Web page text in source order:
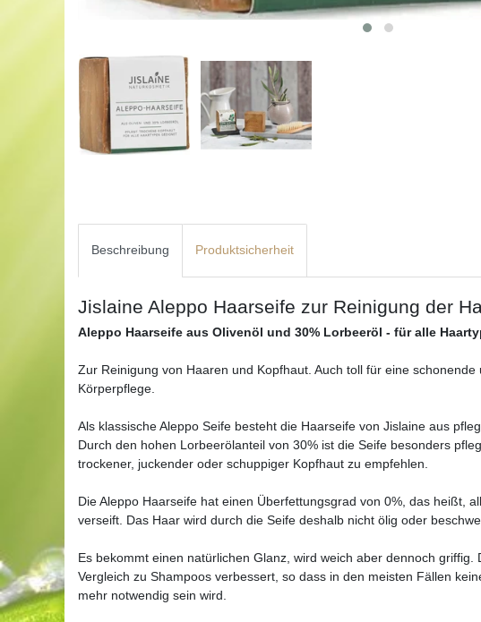
Beschreibung Produktsicherheit
Jislaine Aleppo Haarseife zur Reinigung der
Aleppo Haarseife aus Olivenöl und 30% Lorbeeröl - für alle
Zur Reinigung von Haaren und Kopfhaut. Auch toll für eine
Körperpflege.
Als klassische Aleppo Seife besteht die Haarseife von Jislaine aus
Durch den hohen Lorbeerölanteil von 30% ist die Seife besonders
trockener, juckender oder schuppiger Kopfhaut zu empfehlen.
Die Aleppo Haarseife hat einen Überfettungsgrad von 0%, das heißt,
verseift. Das Haar wird durch die Seife deshalb nicht ölig oder
Es bekommt einen natürlichen Glanz, wird weich aber dennoch griffig.
Vergleich zu Shampoos verbessert, so dass in den meisten Fällen
mehr notwendig sein wird.